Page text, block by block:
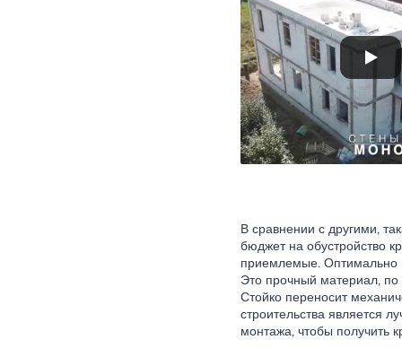
В сравнении с другими,
бюджет на обустройство
приемлемые. Оптимально
Это прочный материал, по
Стойко переносит
строительства является
монтажа, чтобы получить